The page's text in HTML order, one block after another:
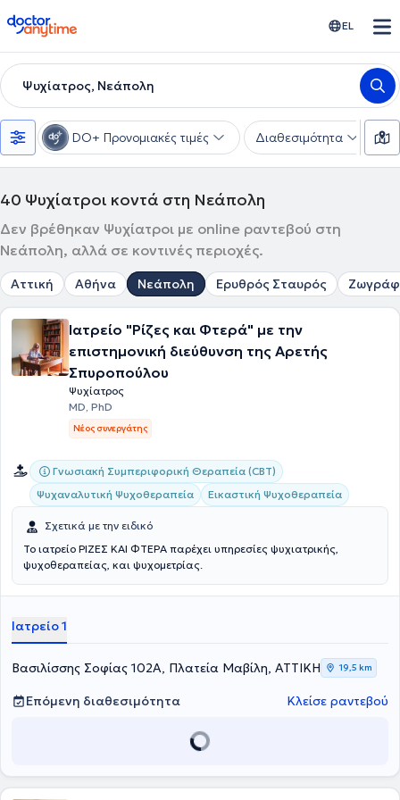
doctoranytime EL
Ψυχίατρος, Νεάπολη
DO+ Προνομιακές τιμές Διαθεσιμότητα
40 Ψυχίατροι κοντά στη Νεάπολη
Δεν βρέθηκαν Ψυχίατροι με online ραντεβού στη
Νεάπολη, αλλά σε κοντινές περιοχές.
Αττική Αθήνα Νεάπολη Ερυθρός Σταυρός
Ιατρείο "Ρίζες και Φτερά" με την
επιστημονική διεύθυνση της Αρετής
Σπυροπούλου
Ψυχίατρος
MD, PhD
Νέος συνεργάτης
Γνωσιακή Συμπεριφορική Θεραπεία (CBT)
Ψυχαναλυτική Ψυχοθεραπεία
Εικαστική Ψυχοθεραπεία
Σχετικά με την ειδικό
Το ιατρείο ΡΙΖΕΣ ΚΑΙ ΦΤΕΡΑ παρέχει υπηρεσίες ψυχιατρικής,
ψυχοθεραπείας, και ψυχομετρίας.
Ιατρείο 1
Βασιλίσσης Σοφίας 102Α, Πλατεία Μαβίλη, ΑΤΤΙΚΗ 19,5 km
Επόμενη διαθεσιμότητα Κλείσε ραντεβού